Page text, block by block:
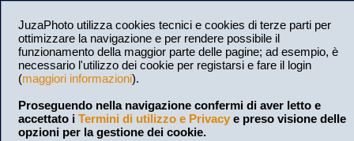
JuzaPhoto utilizza cookies tecnici e cookies di terze parti per
ottimizzare la navigazione e per rendere possibile il
funzionamento della maggior parte delle pagine; ad esempio, è
necessario l'utilizzo dei cookie per registarsi e fare il login
(maggiori informazioni).
Proseguendo nella navigazione confermi di aver letto e
accettato i Termini di utilizzo e Privacy e preso visione delle
opzioni per la gestione dei cookie.